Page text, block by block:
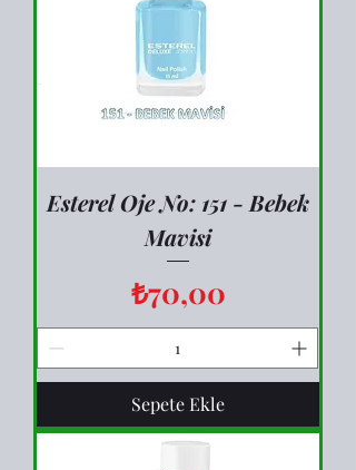
Esterel Oje No: 151 - Bebek
Mavisi
Fiyat
₺70,00
Sepete Ekle